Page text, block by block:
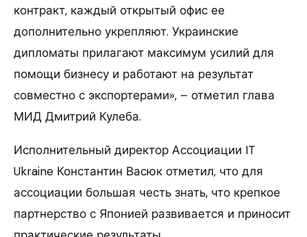
контракт, каждый открытый офис ее
дополнительно укрепляют. Украинские
дипломаты прилагают максимум усилий для
помощи бизнесу и работают на результат
совместно с экспортерами», – отметил глава
МИД Дмитрий Кулеба.
Исполнительный директор Ассоциации IT
Ukraine Константин Васюк отметил, что для
ассоциации большая честь знать, что крепкое
партнерство с Японией развивается и приносит